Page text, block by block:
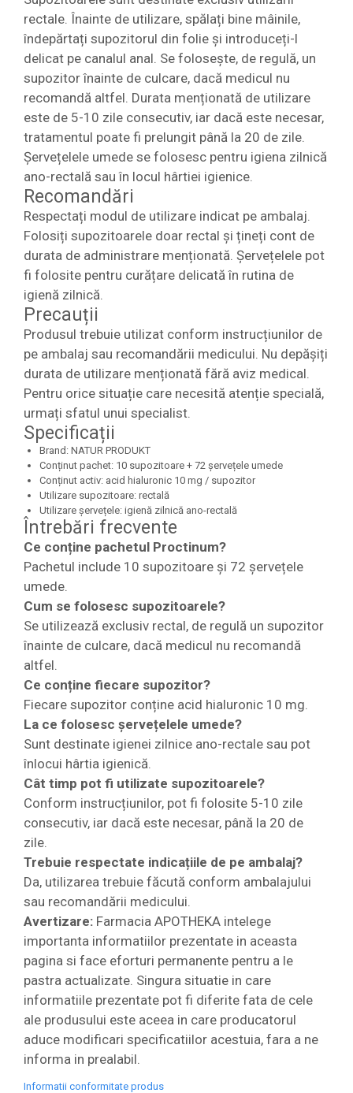
rectale. Înainte de utilizare, spălați bine mâinile,
îndepărtați supozitorul din folie și introduceți-l
delicat pe canalul anal. Se folosește, de regulă, un
supozitor înainte de culcare, dacă medicul nu
recomandă altfel. Durata menționată de utilizare
este de 5-10 zile consecutiv, iar dacă este necesar,
tratamentul poate fi prelungit până la 20 de zile.
Șervețelele umede se folosesc pentru igiena zilnică
ano-rectală sau în locul hârtiei igienice.
Recomandări
Respectați modul de utilizare indicat pe ambalaj.
Folosiți supozitoarele doar rectal și țineți cont de
durata de administrare menționată. Șervețelele pot
fi folosite pentru curățare delicată în rutina de
igienă zilnică.
Precauții
Produsul trebuie utilizat conform instrucțiunilor de
pe ambalaj sau recomandării medicului. Nu depășiți
durata de utilizare menționată fără aviz medical.
Pentru orice situație care necesită atenție specială,
urmați sfatul unui specialist.
Specificații
Brand: NATUR PRODUKT
Conținut pachet: 10 supozitoare + 72 șervețele umede
Conținut activ: acid hialuronic 10 mg / supozitor
Utilizare supozitoare: rectală
Utilizare șervețele: igienă zilnică ano-rectală
Întrebări frecvente
Ce conține pachetul Proctinum?
Pachetul include 10 supozitoare și 72 șervețele
umede.
Cum se folosesc supozitoarele?
Se utilizează exclusiv rectal, de regulă un supozitor
înainte de culcare, dacă medicul nu recomandă
altfel.
Ce conține fiecare supozitor?
Fiecare supozitor conține acid hialuronic 10 mg.
La ce folosesc șervețelele umede?
Sunt destinate igienei zilnice ano-rectale sau pot
înlocui hârtia igienică.
Cât timp pot fi utilizate supozitoarele?
Conform instrucțiunilor, pot fi folosite 5-10 zile
consecutiv, iar dacă este necesar, până la 20 de
zile.
Trebuie respectate indicațiile de pe ambalaj?
Da, utilizarea trebuie făcută conform ambalajului
sau recomandării medicului.
Avertizare: Farmacia APOTHEKA intelege
importanta informatiilor prezentate in aceasta
pagina si face eforturi permanente pentru a le
pastra actualizate. Singura situatie in care
informatiile prezentate pot fi diferite fata de cele
ale produsului este aceea in care producatorul
aduce modificari specificatiilor acestuia, fara a ne
informa in prealabil.
Informatii conformitate produs